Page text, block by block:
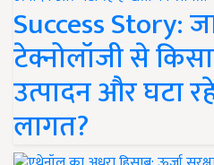
Success Story:
टेक्नोलॉजी से
उत्पादन और घटा
लागत?